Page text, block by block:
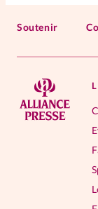
Soutenir